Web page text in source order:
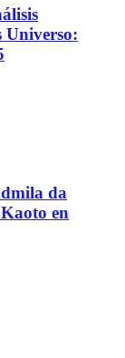
Universo:
da
en